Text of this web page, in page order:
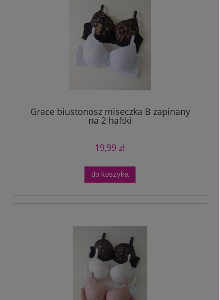
Grace biustonosz miseczka B zapinany
na 2 haftki
19,99 zł
do koszyka